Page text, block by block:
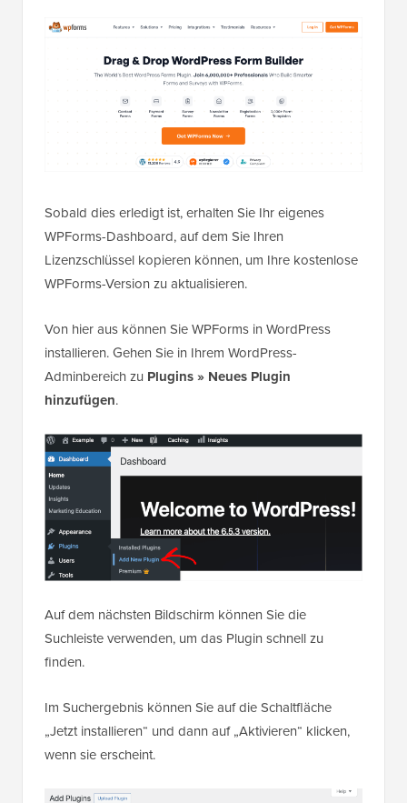
Sobald dies erledigt ist, erhalten Sie Ihr eigenes
WPForms-Dashboard, auf dem Sie Ihren
Lizenzschlüssel kopieren können, um Ihre kostenlose
WPForms-Version zu aktualisieren.
Von hier aus können Sie WPForms in WordPress
installieren. Gehen Sie in Ihrem WordPress-
Adminbereich zu Plugins » Neues Plugin
hinzufügen.
Auf dem nächsten Bildschirm können Sie die
Suchleiste verwenden, um das Plugin schnell zu
finden.
Im Suchergebnis können Sie auf die Schaltfläche
„Jetzt installieren“ und dann auf „Aktivieren“ klicken,
wenn sie erscheint.